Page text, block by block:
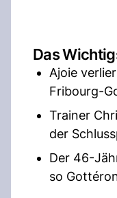
Das
Ajoie
Fribourg-
Trainer
der
Der 46-
so